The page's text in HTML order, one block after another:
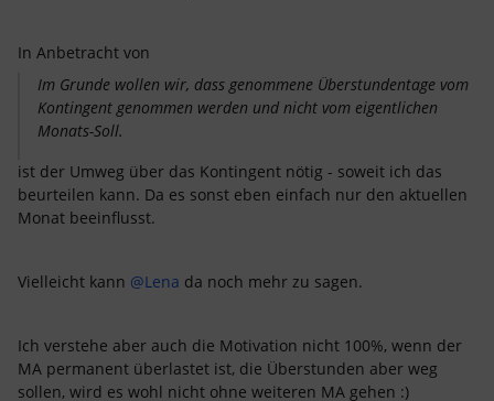
In Anbetracht von
Im Grunde wollen wir, dass genommene Überstundentage vom
Kontingent genommen werden und nicht vom eigentlichen
Monats-Soll.
ist der Umweg über das Kontingent nötig - soweit ich das
beurteilen kann. Da es sonst eben einfach nur den aktuellen
Monat beeinflusst.
Vielleicht kann @Lena da noch mehr zu sagen.
Ich verstehe aber auch die Motivation nicht 100%, wenn der
MA permanent überlastet ist, die Überstunden aber weg
sollen, wird es wohl nicht ohne weiteren MA gehen :)